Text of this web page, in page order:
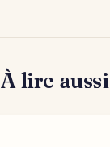
À lire aussi